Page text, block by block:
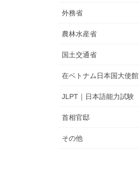
外務省
農林水産省
国土交通省
在ベトナム日本国大使館
JLPT｜日本語能力試験
首相官邸
その他